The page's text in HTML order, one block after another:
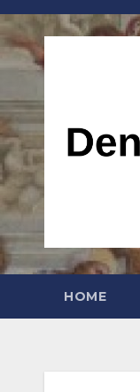
Zum
Inhalt
springen
HOME